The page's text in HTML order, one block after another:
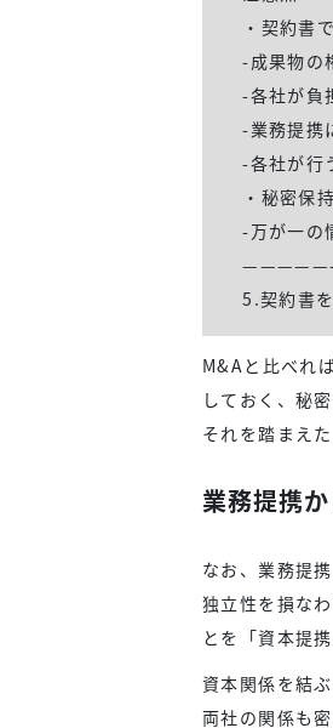
・契約書
-成果物の
-各社が負
-業務提携
-各社が行
・秘密保
-万が一の
5.契約書
M&Aと比べれ
しておく、秘
それを踏まえ
業務提携
なお、業務提
独立性を損な
とを「資本提
資本関係を結
両社の関係も